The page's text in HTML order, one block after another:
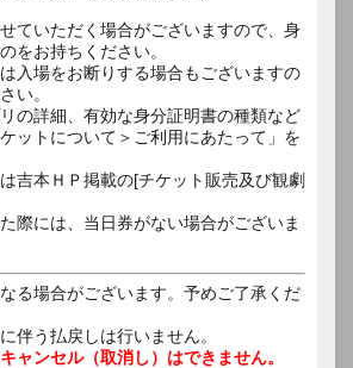
ていただく場合がございますので、身
をお持ちください。
入場をお断りする場合もございますの
い。
の詳細、有効な身分証明書の種類など
ットについて＞ご利用にあたって」を
吉本ＨＰ掲載の[チケット販売及び観劇
際には、当日券がない場合がございま
る場合がございます。予めご了承くだ
伴う払戻しは行いません。
ャンセル（取消し）はできません。